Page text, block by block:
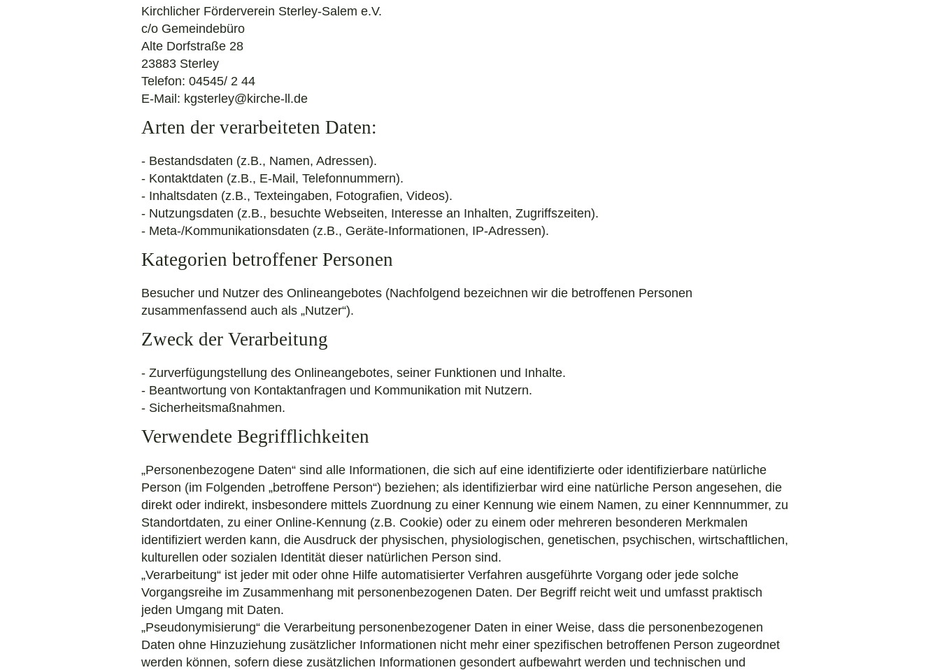
Kirchlicher Förderverein Sterley-Salem e.V.
c/o Gemeindebüro
Alte Dorfstraße 28
23883 Sterley
Telefon: 04545/ 2 44
E-Mail: kgsterley@kirche-ll.de
Arten der verarbeiteten Daten:
- Bestandsdaten (z.B., Namen, Adressen).
- Kontaktdaten (z.B., E-Mail, Telefonnummern).
- Inhaltsdaten (z.B., Texteingaben, Fotografien, Videos).
- Nutzungsdaten (z.B., besuchte Webseiten, Interesse an Inhalten, Zugriffszeiten).
- Meta-/Kommunikationsdaten (z.B., Geräte-Informationen, IP-Adressen).
Kategorien betroffener Personen
Besucher und Nutzer des Onlineangebotes (Nachfolgend bezeichnen wir die betroffenen Personen
zusammenfassend auch als „Nutzer“).
Zweck der Verarbeitung
- Zurverfügungstellung des Onlineangebotes, seiner Funktionen und Inhalte.
- Beantwortung von Kontaktanfragen und Kommunikation mit Nutzern.
- Sicherheitsmaßnahmen.
Verwendete Begrifflichkeiten
„Personenbezogene Daten“ sind alle Informationen, die sich auf eine identifizierte oder identifizierbare natürliche
Person (im Folgenden „betroffene Person“) beziehen; als identifizierbar wird eine natürliche Person angesehen, die
direkt oder indirekt, insbesondere mittels Zuordnung zu einer Kennung wie einem Namen, zu einer Kennnummer, zu
Standortdaten, zu einer Online-Kennung (z.B. Cookie) oder zu einem oder mehreren besonderen Merkmalen
identifiziert werden kann, die Ausdruck der physischen, physiologischen, genetischen, psychischen, wirtschaftlichen,
kulturellen oder sozialen Identität dieser natürlichen Person sind.
„Verarbeitung“ ist jeder mit oder ohne Hilfe automatisierter Verfahren ausgeführte Vorgang oder jede solche
Vorgangsreihe im Zusammenhang mit personenbezogenen Daten. Der Begriff reicht weit und umfasst praktisch
jeden Umgang mit Daten.
„Pseudonymisierung“ die Verarbeitung personenbezogener Daten in einer Weise, dass die personenbezogenen
Daten ohne Hinzuziehung zusätzlicher Informationen nicht mehr einer spezifischen betroffenen Person zugeordnet
werden können, sofern diese zusätzlichen Informationen gesondert aufbewahrt werden und technischen und